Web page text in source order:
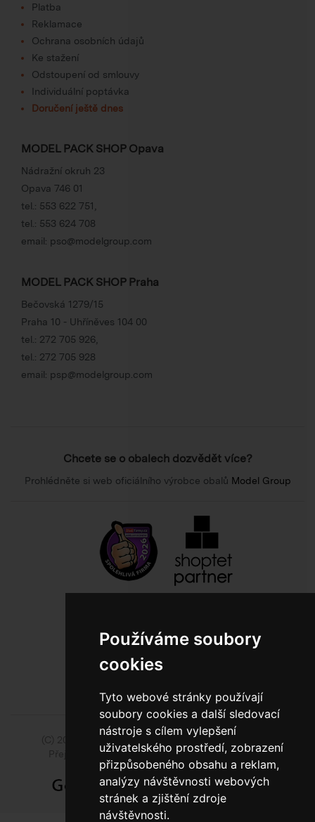
Používáme soubory
cookies
Tyto webové stránky používají
soubory cookies a další sledovací
nástroje s cílem vylepšení
uživatelského prostředí, zobrazení
přizpůsobeného obsahu a reklam,
analýzy návštěvnosti webových
stránek a zjištění zdroje
návštěvnosti.
Platba
Reklamace
Ochrana osobních údajů
Ke stažení
Odstoupení od smlouvy
Individuální poptávka
Doručení ještě dnes
MODEL PACK SHOP Opava
Nádražní okruh 23
Opava 746 01
tel.: 553 622 751
tel.: 553 624 708
email: pso@modelgroup.com
MODEL PACK SHOP Praha
Bečovská 1279/15
Praha 10 - Uhříněves 104 00
tel.: 272 705 926
tel.: 272 705 928
email: psp@modelgroup.com
Chcete se o obalech dozvědět více?
Prohlédněte si web oficiálního výrobce obalů Model Group
BEZPLATNÁ INFOLINKA
(C) 2014 - 2026 Model Obaly a.s., ISSA CZECH s.r.o.
Přejít na slovenskou pobočku Model Pack Shop